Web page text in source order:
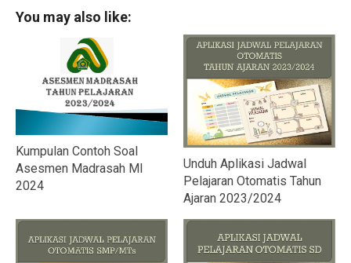
You may also like:
Kumpulan Contoh Soal
Asesmen Madrasah MI
2024
Unduh Aplikasi Jadwal
Pelajaran Otomatis Tahun
Ajaran 2023/2024